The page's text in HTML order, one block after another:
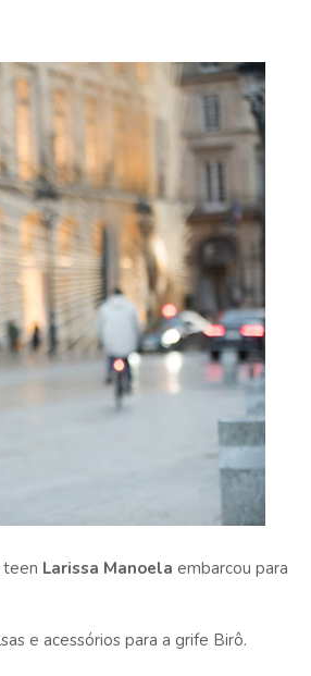
Larissa Manoela embarcou para
e acessórios para a grife Birô.